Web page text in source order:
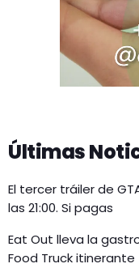
Últimas
El tercer tráiler de
las 21:00. Si pagas
Eat Out lleva la
Food Truck itinerante